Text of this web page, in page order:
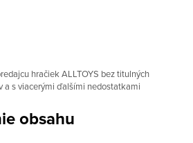
hračiek ALLTOYS bez titulných
a s viacerými ďalšími nedostatkami
obsahu